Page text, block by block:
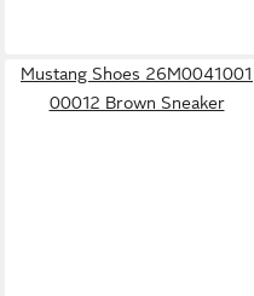
Mustang Shoes 26M0041001
00012 Brown Sneaker